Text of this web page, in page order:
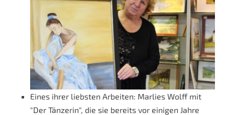
Eines ihrer liebsten Arbeiten: Marlies Wolff mit
"Der Tänzerin", die sie bereits vor einigen Jahre